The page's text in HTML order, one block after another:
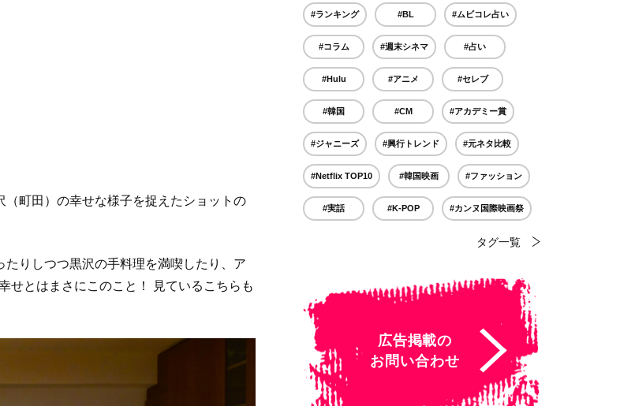
町田）の幸せな様子を捉えたショットの
りしつつ黒沢の手料理を満喫したり、ア
せとはまさにこのこと！ 見ているこちらも
#ランキング #BL #ムビコレ占い
#コラム #週末シネマ #占い
#Hulu #アニメ #セレブ
#韓国 #CM #アカデミー賞
#ジャニーズ #興行トレンド #元ネタ比較
#Netflix TOP10 #韓国映画 #ファッション
#実話 #K-POP #カンヌ国際映画祭
タグ一覧
広告掲載の
お問い合わせ